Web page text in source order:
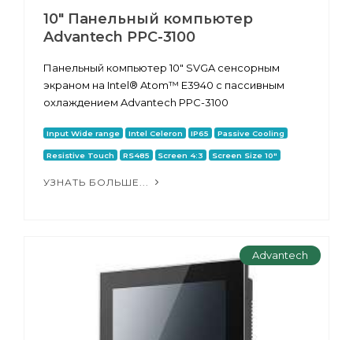
10" Панельный компьютер
Advantech PPC-3100
Панельный компьютер 10" SVGA сенсорным
экраном на Intel® Atom™ E3940 с пассивным
охлаждением Advantech PPC-3100
Input Wide range Intel Celeron IP65 Passive Cooling
Resistive Touch RS485 Screen 4:3 Screen Size 10"
УЗНАТЬ БОЛЬШЕ...
Advantech